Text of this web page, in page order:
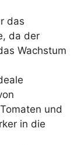
das
da der
Wachstum
und
in die